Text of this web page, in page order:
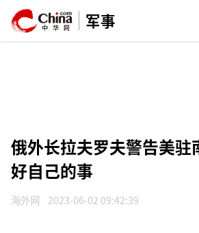
军事
俄外长拉夫罗夫警告美驻
好自己的事
海外网 2023-06-02 09:42:39